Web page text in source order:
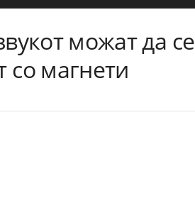
можат да се
со магнети